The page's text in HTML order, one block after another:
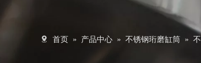
首页 » 产品中心 » 不锈钢珩磨缸筒 »